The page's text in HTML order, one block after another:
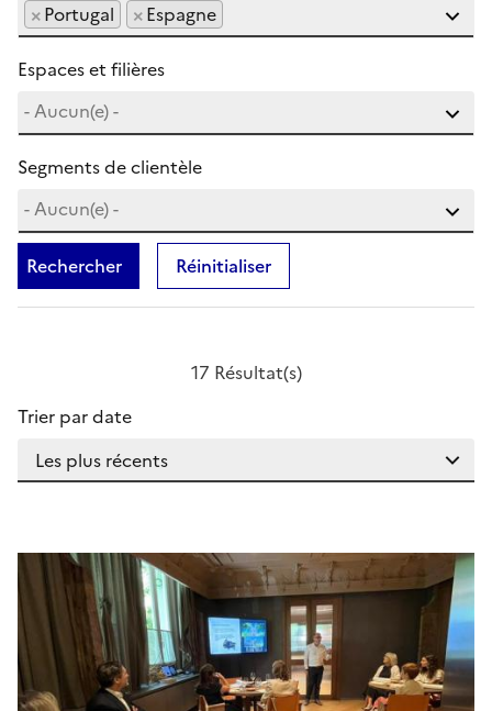
×Portugal ×Espagne
Espaces et filières
Segments de clientèle
Rechercher Réinitialiser
17 Résultat(s)
Trier par date